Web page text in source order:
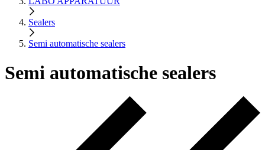
Sealers
Semi automatische sealers
Semi automatische sealers